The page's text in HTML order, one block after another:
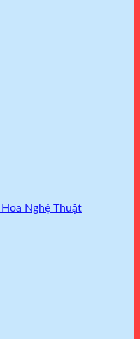
Nghệ Thuật